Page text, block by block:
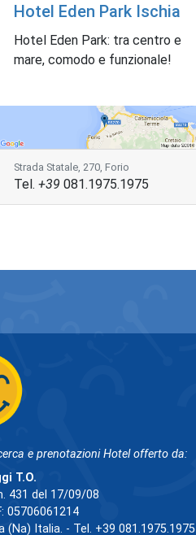
Hotel Eden Park Ischia
Hotel Eden Park: tra centro e
mare, comodo e funzionale!
Strada Statale, 270, Forio
Tel. +39 081.1975.1975
e prenotazioni Hotel offerto da:
T.O.
431 del 17/09/08
05706061214
Italia. - Tel. +39 081.1975.1975